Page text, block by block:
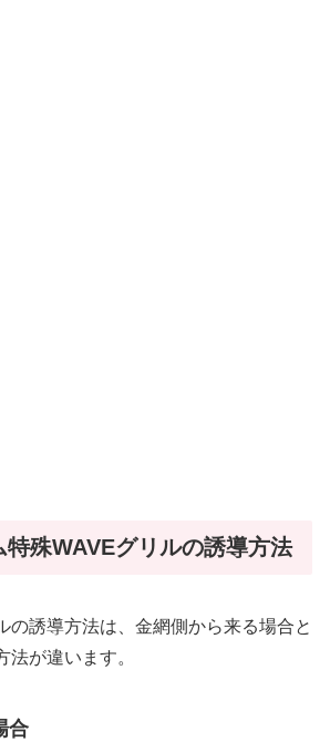
特殊WAVEグリルの誘導方法
の誘導方法は、金網側から来る場合と
法が違います。
合